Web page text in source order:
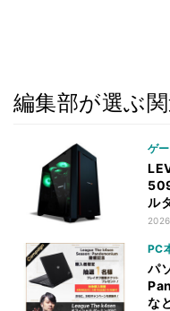
編集部が選ぶ
ゲ
ル
PC
パ
な